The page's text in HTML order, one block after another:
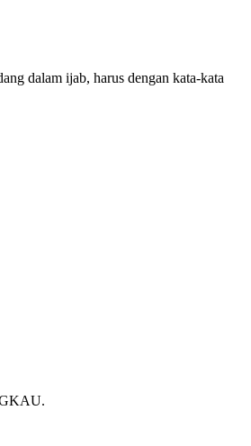
dalam ijab, harus dengan kata-kata